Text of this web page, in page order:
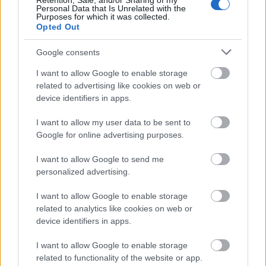
Personal Data that Is Unrelated with the
Purposes for which it was collected.
Opted Out
Google consents
I want to allow Google to enable storage
related to advertising like cookies on web or
device identifiers in apps.
I want to allow my user data to be sent to
Google for online advertising purposes.
I want to allow Google to send me
personalized advertising.
I want to allow Google to enable storage
related to analytics like cookies on web or
device identifiers in apps.
I want to allow Google to enable storage
related to functionality of the website or app.
az élet kérdéseire
Céginfo| 2015.11.10 12:41
Ellenőrizhetőbb felszámolás
rendszer, ami nem romlik el
Céginfo| 2013.07.17 12:02
multimédiastreaminget ígér a
ZyXEL új routere